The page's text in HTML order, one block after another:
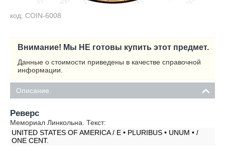
код: COIN-6008
Внимание! Мы НЕ готовы купить этот предмет.
Данные о стоимости приведены в качестве справочной
информации.
Описание
Реверс
Мемориал Линкольна. Текст:
UNITED STATES OF AMERICA / E • PLURIBUS • UNUM • /
ONE CENT.